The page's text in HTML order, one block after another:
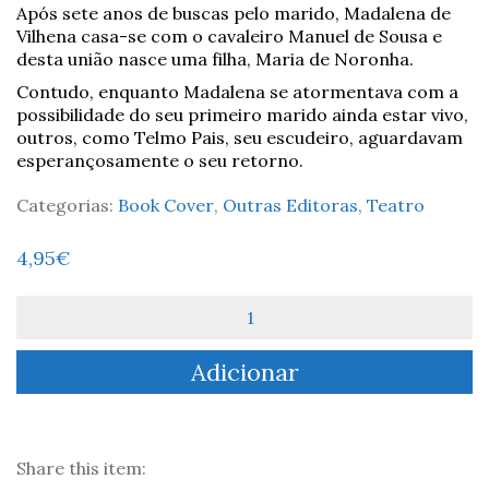
Após sete anos de buscas pelo marido, Madalena de
Vilhena casa-se com o cavaleiro Manuel de Sousa e
desta união nasce uma filha, Maria de Noronha.
Contudo, enquanto Madalena se atormentava com a
possibilidade do seu primeiro marido ainda estar vivo,
outros, como Telmo Pais, seu escudeiro, aguardavam
esperançosamente o seu retorno.
Categorias: Book Cover, Outras Editoras, Teatro
4,95€
Frei
de
Almeida
Adicionar
Share this item: